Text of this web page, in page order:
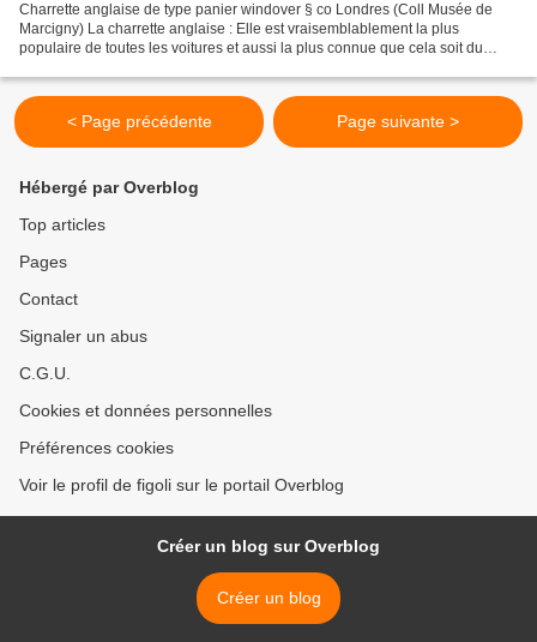
Charrette anglaise de type panier windover § co Londres (Coll Musée de
Marcigny) La charrette anglaise : Elle est vraisemblablement la plus
populaire de toutes les voitures et aussi la plus connue que cela soit du
< Page précédente Page suivante >
Hébergé par Overblog
Top articles
Pages
Contact
Signaler un abus
C.G.U.
Cookies et données personnelles
Préférences cookies
Voir le profil de figoli sur le portail Overblog
Créer un blog sur Overblog
Créer un blog